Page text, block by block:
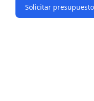
Solicitar